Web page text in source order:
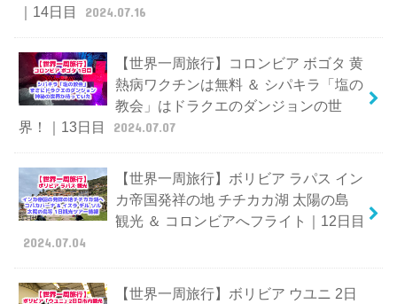
｜14日目
2024.07.16
【世界一周旅行】コロンビア ボゴタ 黄
熱病ワクチンは無料 ＆ シパキラ「塩の
教会」はドラクエのダンジョンの世
界！｜13日目
2024.07.07
【世界一周旅行】ボリビア ラパス イン
カ帝国発祥の地 チチカカ湖 太陽の島
観光 ＆ コロンビアへフライト｜12日目
2024.07.04
【世界一周旅行】ボリビア ウユニ 2日